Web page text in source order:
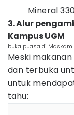
Mineral
3. Alur
Kampus UGM
buka puasa di
Meski
dan terbuka
untuk
tahu: